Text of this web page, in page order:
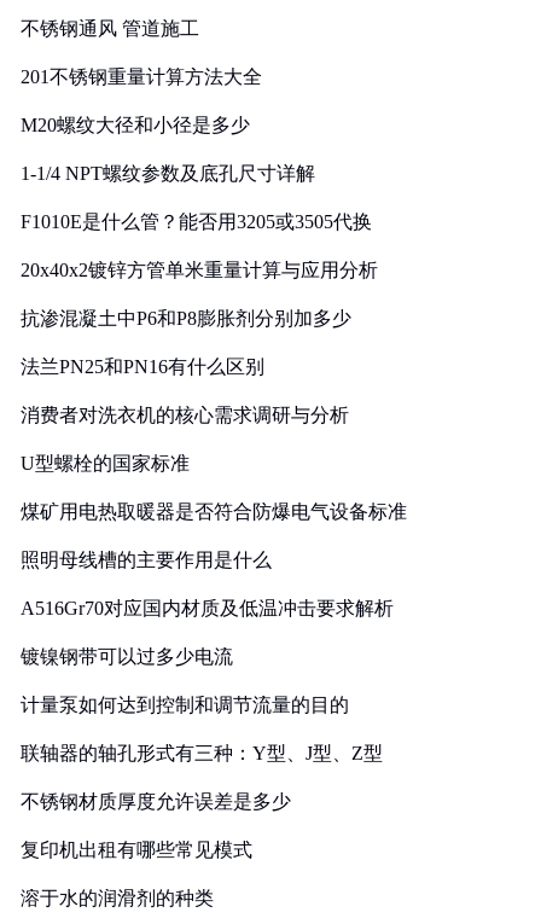
不锈钢通风 管道施工
201不锈钢重量计算方法大全
M20螺纹大径和小径是多少
1-1/4 NPT螺纹参数及底孔尺寸详解
F1010E是什么管？能否用3205或3505代换
20x40x2镀锌方管单米重量计算与应用分析
抗渗混凝土中P6和P8膨胀剂分别加多少
法兰PN25和PN16有什么区别
消费者对洗衣机的核心需求调研与分析
U型螺栓的国家标准
煤矿用电热取暖器是否符合防爆电气设备标准
照明母线槽的主要作用是什么
A516Gr70对应国内材质及低温冲击要求解析
镀镍钢带可以过多少电流
计量泵如何达到控制和调节流量的目的
联轴器的轴孔形式有三种：Y型、J型、Z型
不锈钢材质厚度允许误差是多少
复印机出租有哪些常见模式
溶于水的润滑剂的种类